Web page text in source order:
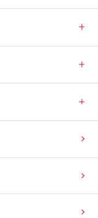
ーム